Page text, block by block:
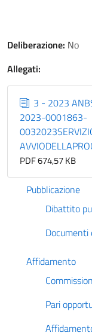
Deliberazione: No
Allegati:
3 - 2023
2023-0001863-
PDF 674,57 KB
Pubblicazione
Dibattito
Documenti
Affidamento
Pari